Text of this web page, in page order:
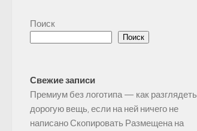
Поиск
Поиск
Свежие записи
Премиум без логотипа — как разглядеть
дорогую вещь, если на ней ничего не
написано Скопировать Размещена на